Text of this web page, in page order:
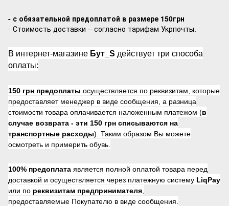
- с обязательной предоплатой в размере 150грн
- Стоимость доставки – согласно тарифам Укрпочты.
В интернет-магазине Бут_S действует три способа
оплаты:
150 грн предоплаты осуществляется по реквизитам, которые
предоставляет менеджер в виде сообщения, а разница
стоимости товара оплачивается наложенным платежом (в
случае возврата - эти 150 грн списываются на
транспортные расходы). Таким образом Вы можете
осмотреть и примерить обувь.
100% предоплата является полной оплатой товара перед
доставкой и осуществляется через платежную систему LiqPay
или по реквизитам предпринимателя
предоставляемые Покупателю в виде сообщения.